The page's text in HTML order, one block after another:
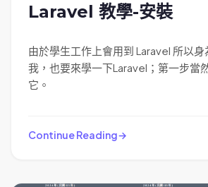
Laravel 教學-安裝
由於學生工作上會用到 Laravel 所以身
我，也要來學一下Laravel；第一步當
它。
Continue Reading